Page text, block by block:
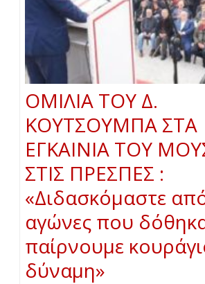
ΟΜΙΛΙΑ ΤΟΥ Δ.
ΚΟΥΤΣΟΥΜΠΑ ΣΤΑ
ΕΓΚΑΙΝΙΑ ΤΟΥ
ΣΤΙΣ ΠΡΕΣΠΕΣ :
«Διδασκόμαστε
αγώνες που
παίρνουμε
δύναμη»